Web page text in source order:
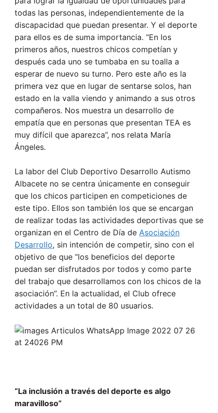
todas las personas, independientemente de la
discapacidad que puedan presentar. Y el deporte
para ellos es de suma importancia. “En los
primeros años, nuestros chicos competían y
después cada uno se tumbaba en su toalla a
esperar de nuevo su turno. Pero este año es la
primera vez que en lugar de sentarse solos, han
estado en la valla viendo y animando a sus otros
compañeros. Nos muestra un desarrollo de
empatía que en personas que presentan TEA es
muy difícil que aparezca”, nos relata María
Ángeles.
La labor del Club Deportivo Desarrollo Autismo
Albacete no se centra únicamente en conseguir
que los chicos participen en competiciones de
este tipo. Ellos son también los que se encargan
de realizar todas las actividades deportivas que se
organizan en el Centro de Día de Asociación
Desarrollo, sin intención de competir, sino con el
objetivo de que “los beneficios del deporte
puedan ser disfrutados por todos y como parte
del trabajo que desarrollamos con los chicos de la
asociación”. En la actualidad, el Club ofrece
actividades a un total de 80 usuarios.
“La inclusión a través del deporte es algo
maravilloso”